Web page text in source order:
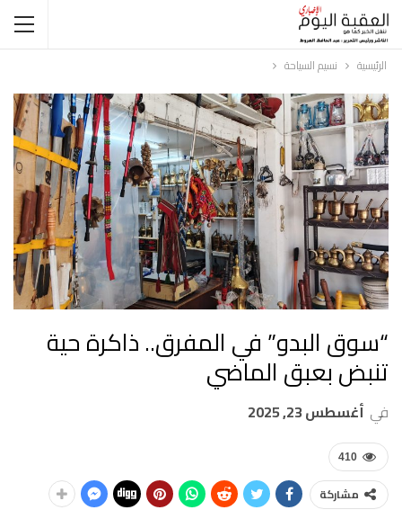
الرئيسية نسيم السياحة
“سوق البدو” في المفرق.. ذاكرة حية
تنبض بعبق الماضي
في أغسطس 23, 2025
410
مشاركة